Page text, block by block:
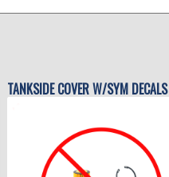
TANKSIDE COVER W/SYM DECALS